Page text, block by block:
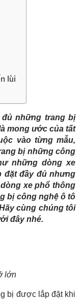
lùi
những trang bị
mong ước của tất
vào từng mẫu,
bị những công
những dòng xe
đặt đầy đủ nhưng
xe phổ thông
bị công nghệ ô tô
cùng chúng tôi
đây nhé.
lớn
bị được lắp đặt khi